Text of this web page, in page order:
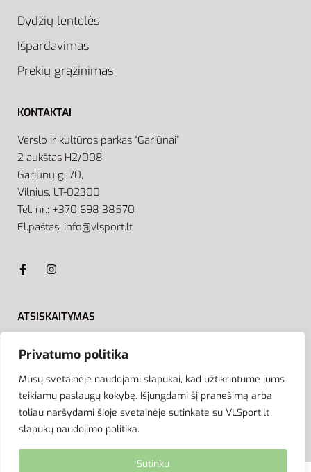
Privatumo politika
Mūsų svetainėje naudojami slapukai, kad užtikrintume jums
teikiamų paslaugų kokybę. Išjungdami šį pranešimą arba
toliau naršydami šioje svetainėje sutinkate su VLSport.lt
slapukų naudojimo politika.
Sutinku
Dydžių lentelės
Išpardavimas
Prekių grąžinimas
KONTAKTAI
Verslo ir kultūros parkas “Gariūnai”
2 aukštas H2/008
Gariūnų g. 70,
Vilnius, LT-02300
Tel. nr.: +370 698 38570
El.paštas: info@vlsport.lt
ATSISKAITYMAS